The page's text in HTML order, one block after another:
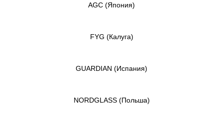
AGC (Япония)
FYG (Калуга)
GUARDIAN (Испания)
NORDGLASS (Польша)